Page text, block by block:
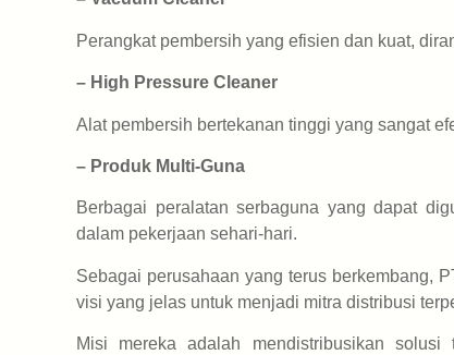
Perangkat pembersih yang efisien dan kuat,
– High Pressure Cleaner
Alat pembersih bertekanan tinggi yang sangat
– Produk Multi-Guna
Berbagai peralatan serbaguna yang dapat
dalam pekerjaan sehari-hari.
Sebagai perusahaan yang terus berkembang,
visi yang jelas untuk menjadi mitra distribusi
Misi mereka adalah mendistribusikan